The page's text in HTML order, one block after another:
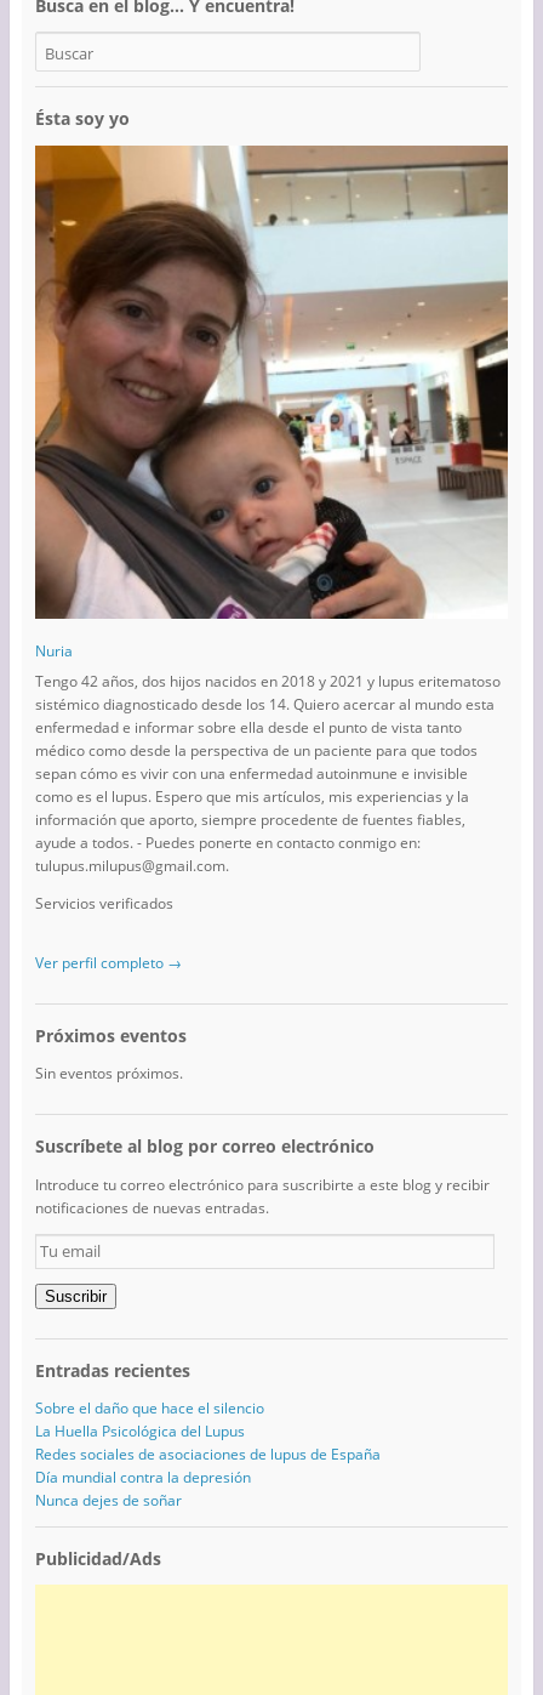
Busca en el blog… Y encuentra!
Ésta soy yo
Nuria
Tengo 42 años, dos hijos nacidos en 2018 y 2021 y lupus eritematoso
sistémico diagnosticado desde los 14. Quiero acercar al mundo esta
enfermedad e informar sobre ella desde el punto de vista tanto
médico como desde la perspectiva de un paciente para que todos
sepan cómo es vivir con una enfermedad autoinmune e invisible
como es el lupus. Espero que mis artículos, mis experiencias y la
información que aporto, siempre procedente de fuentes fiables,
ayude a todos. - Puedes ponerte en contacto conmigo en:
tulupus.milupus@gmail.com.
Servicios verificados
Ver perfil completo →
Próximos eventos
Sin eventos próximos.
Suscríbete al blog por correo electrónico
Introduce tu correo electrónico para suscribirte a este blog y recibir
notificaciones de nuevas entradas.
Tu
email
Suscribir
Entradas recientes
Sobre el daño que hace el silencio
La Huella Psicológica del Lupus
Redes sociales de asociaciones de lupus de España
Día mundial contra la depresión
Nunca dejes de soñar
Publicidad/Ads